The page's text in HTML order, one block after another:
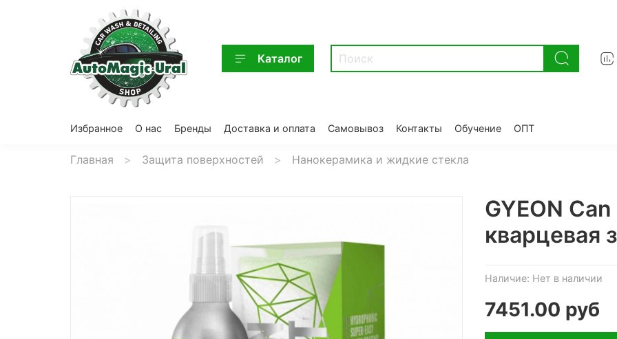
Каталог
Избранное О нас Бренды Доставка и оплата Самовывоз Контакты Обучение ОПТ
Главная Защита поверхностей Нанокерамика и жидкие стекла
Наличие: Нет в наличии
GYEON
кварцевая
7451.00 руб